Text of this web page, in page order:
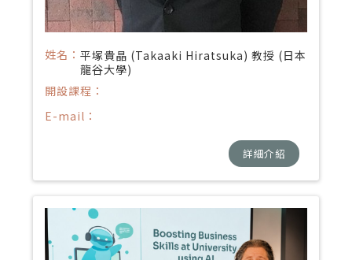
姓名：平塚貴晶 (Takaaki Hiratsuka) 教授 (日本
龍谷大學)
開設課程：
E-mail：
詳細介紹